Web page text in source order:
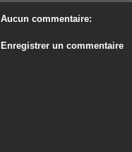
Aucun commentaire:
Enregistrer un commentaire